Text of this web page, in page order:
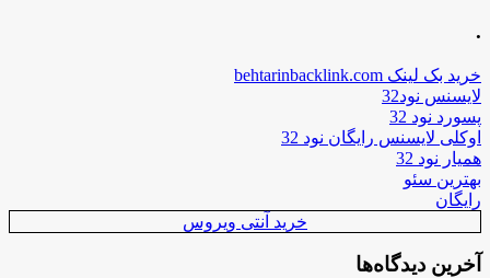
.
خرید بک لینک behtarinbacklink.com
لایسنس نود32
پسورد نود 32
اوکلی لایسنس رایگان نود 32
همیار نود 32
بهترین سئو
رایگان
خرید آنتی ویروس
آخرین دیدگاه‌ها